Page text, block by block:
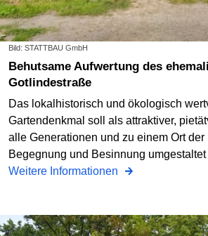
Bild: STATTBAU GmbH
Behutsame Aufwertung des ehemaligen Friedhofs
Gotlindestraße
Das lokalhistorisch und ökologisch
Gartendenkmal soll als attraktiver,
alle Generationen und zu einem Ort
Begegnung und Besinnung
Weitere Informationen